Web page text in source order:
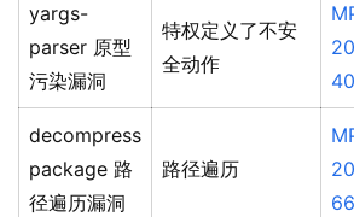
yargs-
parser 原型
污染漏洞
特权定义了不安
全动作
decompress
package 路
径遍历漏洞
路径遍历